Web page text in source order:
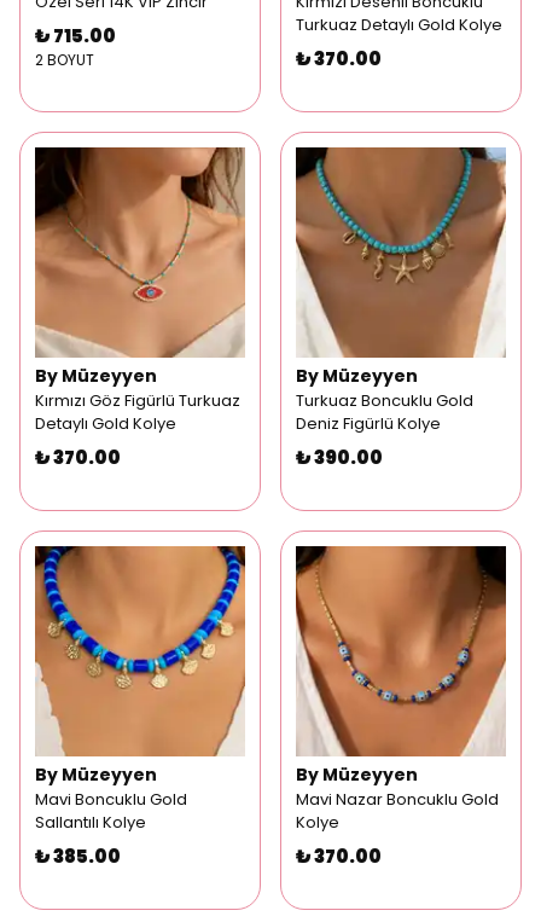
₺ 715.00
2 BOYUT
Turkuaz Detaylı Gold Kolye
₺ 370.00
By Müzeyyen
Kırmızı Göz Figürlü Turkuaz
Detaylı Gold Kolye
₺ 370.00
By Müzeyyen
Turkuaz Boncuklu Gold
Deniz Figürlü Kolye
₺ 390.00
By Müzeyyen
Mavi Boncuklu Gold
Sallantılı Kolye
₺ 385.00
By Müzeyyen
Mavi Nazar Boncuklu Gold
Kolye
₺ 370.00